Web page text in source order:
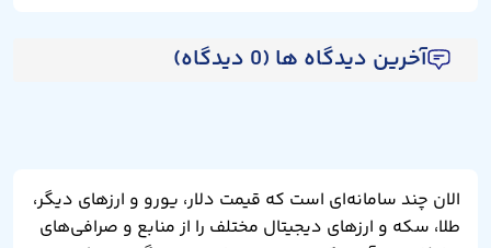
آخرین دیدگاه ها (0 دیدگاه)
الان چند سامانه‌ای است که قیمت دلار، یورو و ارزهای دیگر،
طلا، سکه و ارزهای دیجیتال مختلف را از منابع و صرافی‌های